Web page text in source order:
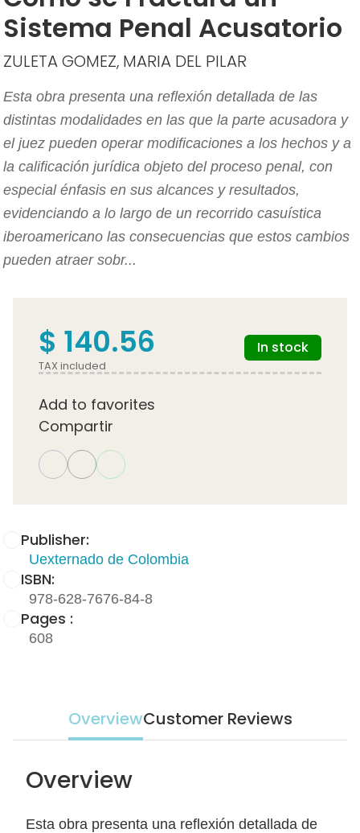
Sistema Penal Acusatorio
ZULETA GOMEZ, MARIA DEL PILAR
Esta obra presenta una reflexión detallada de las
distintas modalidades en las que la parte acusadora y
el juez pueden operar modificaciones a los hechos y a
la calificación jurídica objeto del proceso penal, con
especial énfasis en sus alcances y resultados,
evidenciando a lo largo de un recorrido casuística
iberoamericano las consecuencias que estos cambios
pueden atraer sobr...
Publisher:
Uexternado de Colombia
ISBN:
978-628-7676-84-8
Pages :
608
$ 140.56
TAX included
In stock
Add to favorites
Compartir
OverviewCustomer Reviews
Overview
Esta obra presenta una reflexión detallada de